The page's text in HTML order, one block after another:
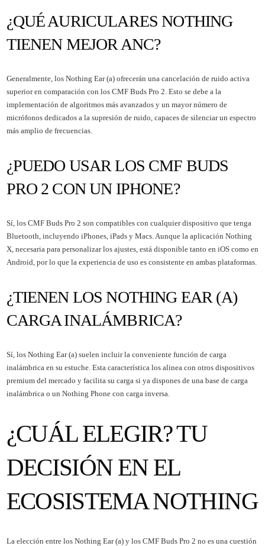
¿QUÉ AURICULARES NOTHING
TIENEN MEJOR ANC?
Generalmente, los Nothing Ear (a) ofrecerán una cancelación de ruido activa
superior en comparación con los CMF Buds Pro 2. Esto se debe a la
implementación de algoritmos más avanzados y un mayor número de
micrófonos dedicados a la supresión de ruido, capaces de silenciar un espectro
más amplio de frecuencias.
¿PUEDO USAR LOS CMF BUDS
PRO 2 CON UN IPHONE?
Sí, los CMF Buds Pro 2 son compatibles con cualquier dispositivo que tenga
Bluetooth, incluyendo iPhones, iPads y Macs. Aunque la aplicación Nothing
X, necesaria para personalizar los ajustes, está disponible tanto en iOS como en
Android, por lo que la experiencia de uso es consistente en ambas plataformas.
¿TIENEN LOS NOTHING EAR (A)
CARGA INALÁMBRICA?
Sí, los Nothing Ear (a) suelen incluir la conveniente función de carga
inalámbrica en su estuche. Esta característica los alinea con otros dispositivos
premium del mercado y facilita su carga si ya dispones de una base de carga
inalámbrica o un Nothing Phone con carga inversa.
¿CUÁL ELEGIR? TU
DECISIÓN EN EL
ECOSISTEMA NOTHING
La elección entre los Nothing Ear (a) y los CMF Buds Pro 2 no es una cuestión